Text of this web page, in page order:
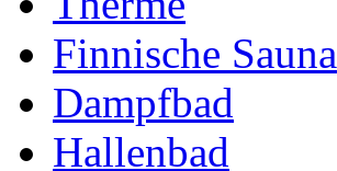
Finnische Sauna
Dampfbad
Hallenbad